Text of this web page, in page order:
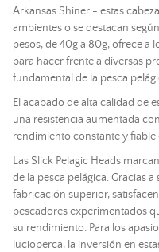
Arkansas Shiner - estas
ambientes o se destacan
pesos, de 40g a 80g, ofrece a
para hacer frente a diversas
fundamental de la pesca
El acabado de alta calidad de
una resistencia aumentada
rendimiento constante y fiable
Las Slick Pelagic Heads
de la pesca pelágica. Gracias
fabricación superior,
pescadores experimentados
su rendimiento. Para los
lucioperca, la inversión en